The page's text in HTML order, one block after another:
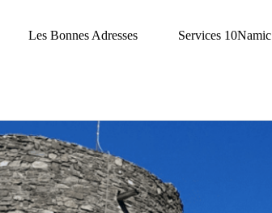
Les Bonnes Adresses Services 10Namic